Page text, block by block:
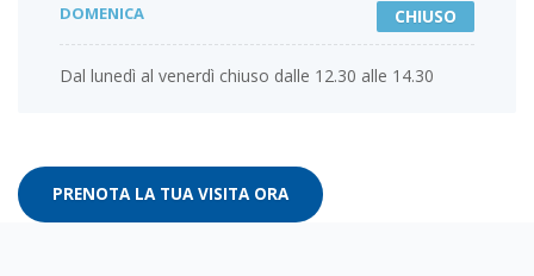
DOMENICA CHIUSO
Dal lunedì al venerdì chiuso dalle 12.30 alle 14.30
PRENOTA LA TUA VISITA ORA